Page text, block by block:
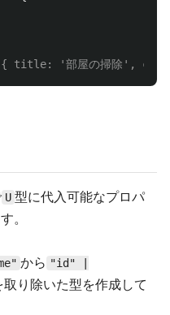
title: '部屋の掃除',
U 型に代入可能なプロパ
。
から "id" |
取り除いた型を作成して